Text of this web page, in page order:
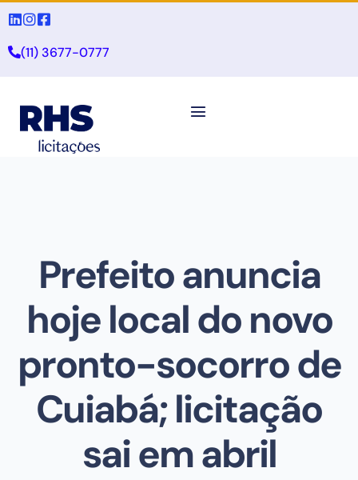
(11) 3677-0777
Prefeito anuncia
hoje local do novo
pronto-socorro de
Cuiabá; licitação
sai em abril